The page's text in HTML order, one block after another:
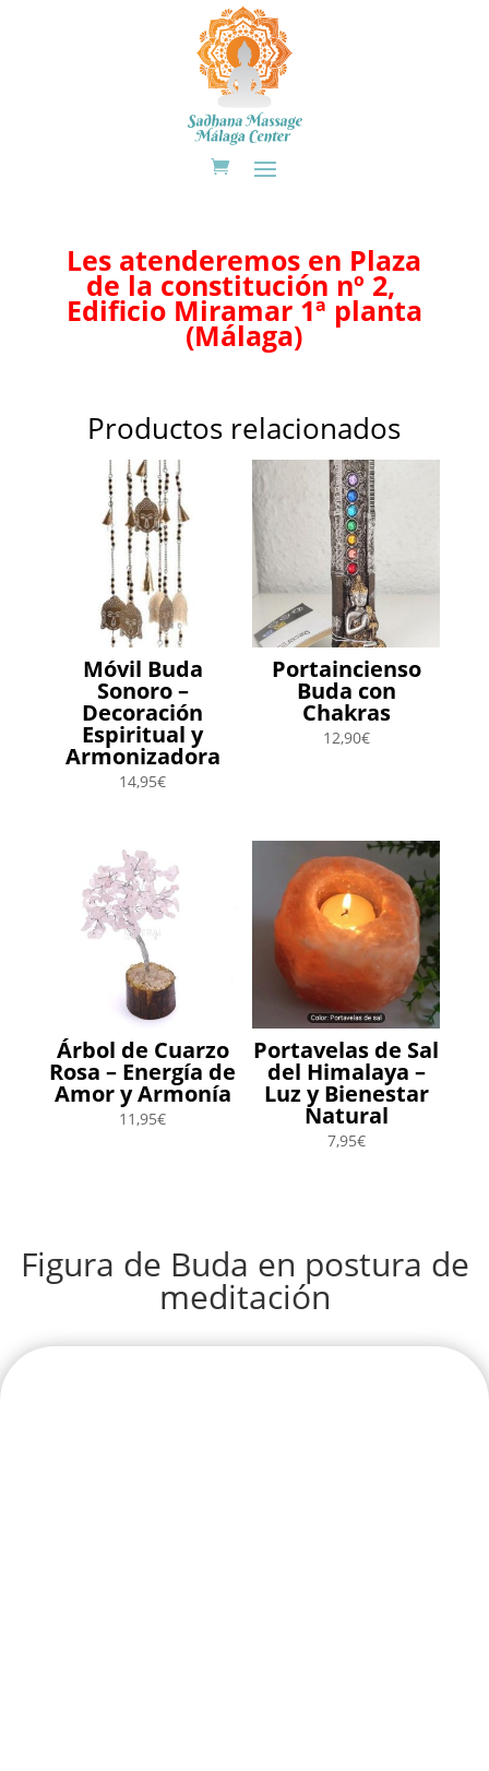
Les atenderemos en Plaza
de la constitución nº 2,
Edificio Miramar 1ª planta
(Málaga)
Productos relacionados
Móvil Buda
Sonoro –
Decoración
Espiritual y
Armonizadora
14,95€
Portaincienso
Buda con
Chakras
12,90€
Árbol de Cuarzo
Rosa – Energía de
Amor y Armonía
11,95€
Portavelas de Sal
del Himalaya –
Luz y Bienestar
Natural
7,95€
Figura de Buda en postura de
meditación